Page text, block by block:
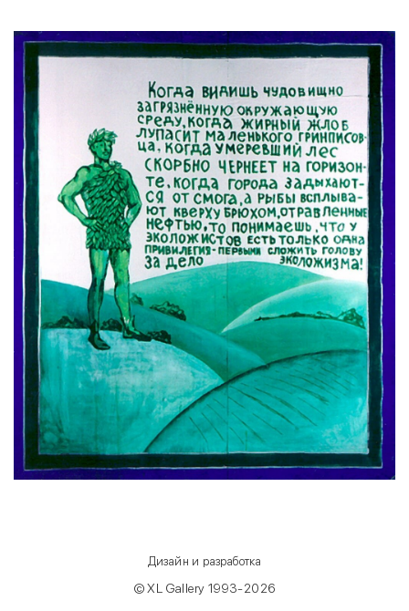
© XL Gallery 1993-2026
Дизайн и разработка